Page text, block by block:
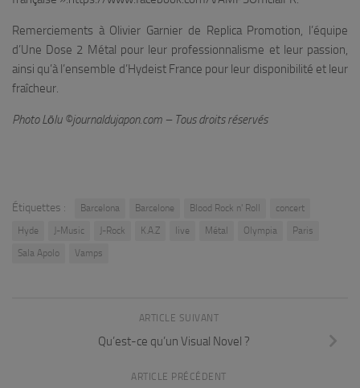
Remerciements à Olivier Garnier de Replica Promotion, l’équipe
d’Une Dose 2 Métal pour leur professionnalisme et leur passion,
ainsi qu’à l’ensemble d’Hydeist France pour leur disponibilité et leur
fraîcheur.
Photo Lōlu ©journaldujapon.com – Tous droits réservés
Étiquettes : Barcelona Barcelone Blood Rock n' Roll
concert
Hyde
J-Music J-Rock K.A.Z live Métal Olympia
Paris
Sala Apolo
Vamps
ARTICLE SUIVANT
Qu’est-ce qu’un Visual Novel ?
ARTICLE PRÉCÉDENT